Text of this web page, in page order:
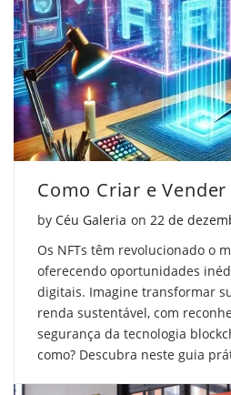
by Céu Galeria on Posted on
22 de
Os NFTs têm revolucionado o
oferecendo oportunidades
digitais. Imagine transformar
renda sustentável, com
segurança da tecnologia
como? Descubra neste guia